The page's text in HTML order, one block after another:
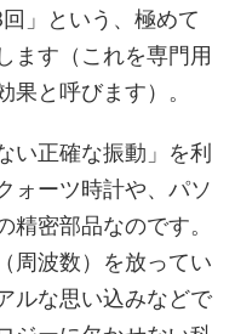
」という、極めて
ます（これを専門用
と呼びます）。
い正確な振動」を利
ォーツ時計や、パソ
精密部品なのです。
周波数）を放ってい
ルな思い込みなどで